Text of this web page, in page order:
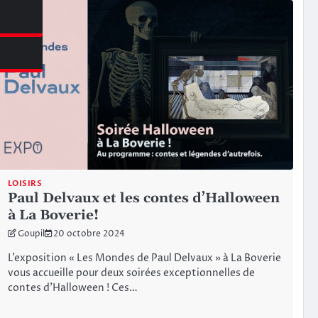
LOISIRS
Paul Delvaux et les contes d’Halloween
à La Boverie!
Goupil 20 octobre 2024
L’exposition « Les Mondes de Paul Delvaux » à La Boverie
vous accueille pour deux soirées exceptionnelles de
contes d’Halloween ! Ces…